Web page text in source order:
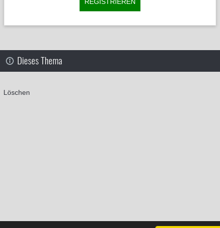
Dieses Thema
Löschen